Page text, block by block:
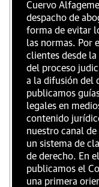
Cuervo
despacho de
forma de evitar
las normas. Por
clientes desde
del proceso
a la difusión del
publicamos
legales en
contenido
nuestro canal
un sistema de
de derecho. En
publicamos el
una primera